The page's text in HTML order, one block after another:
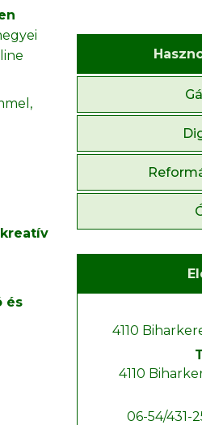
és
4110
4110
06-54/431-